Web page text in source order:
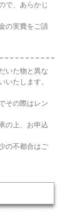
で、あらかじ
の実費をご請
いた物と異な
いたします。
その際はレン
の上、お申込
の不都合はご